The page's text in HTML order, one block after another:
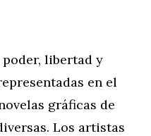
libertad y
en el
gráficas de
Los artistas